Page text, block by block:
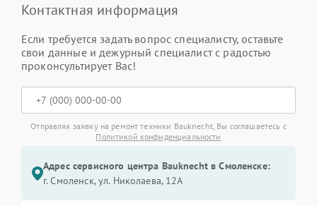
Контактная информация
Если требуется задать вопрос специалисту, оставьте
свои данные и дежурный специалист с радостью
проконсультирует Вас!
Отправляя заявку на ремонт техники Bauknecht, Вы соглашаетесь с
Политикой конфиденциальности
Адрес сервисного центра Bauknecht в Смоленске:
г. Смоленск, ул. Николаева, 12А